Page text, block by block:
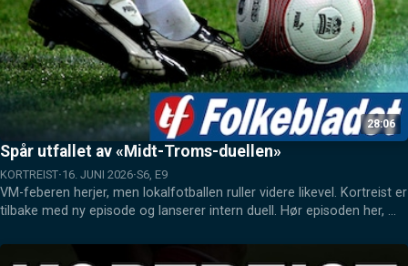
28:06
Spår utfallet av «Midt-Troms-duellen»
KORTREIST 16. JUNI 2026 S6, E9
VM-feberen herjer, men lokalfotballen ruller videre likevel. Kortreist er
tilbake med ny episode og lanserer intern duell. Hør episoden her,